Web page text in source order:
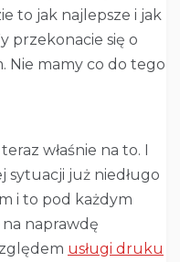
to jak najlepsze i jak
przekonacie się o
Nie mamy co do tego
właśnie na to. I
sytuacji już niedługo
i to pod każdym
naprawdę
usługi druku